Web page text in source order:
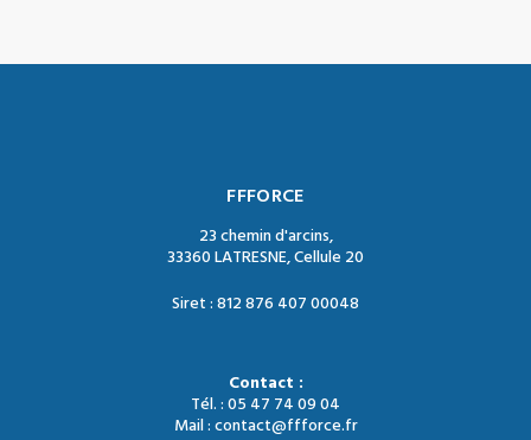
FFFORCE
23 chemin d'arcins,
33360 LATRESNE, Cellule 20
Siret : 812 876 407 00048
Contact :
Tél. : 05 47 74 09 04
Mail : contact@ffforce.fr